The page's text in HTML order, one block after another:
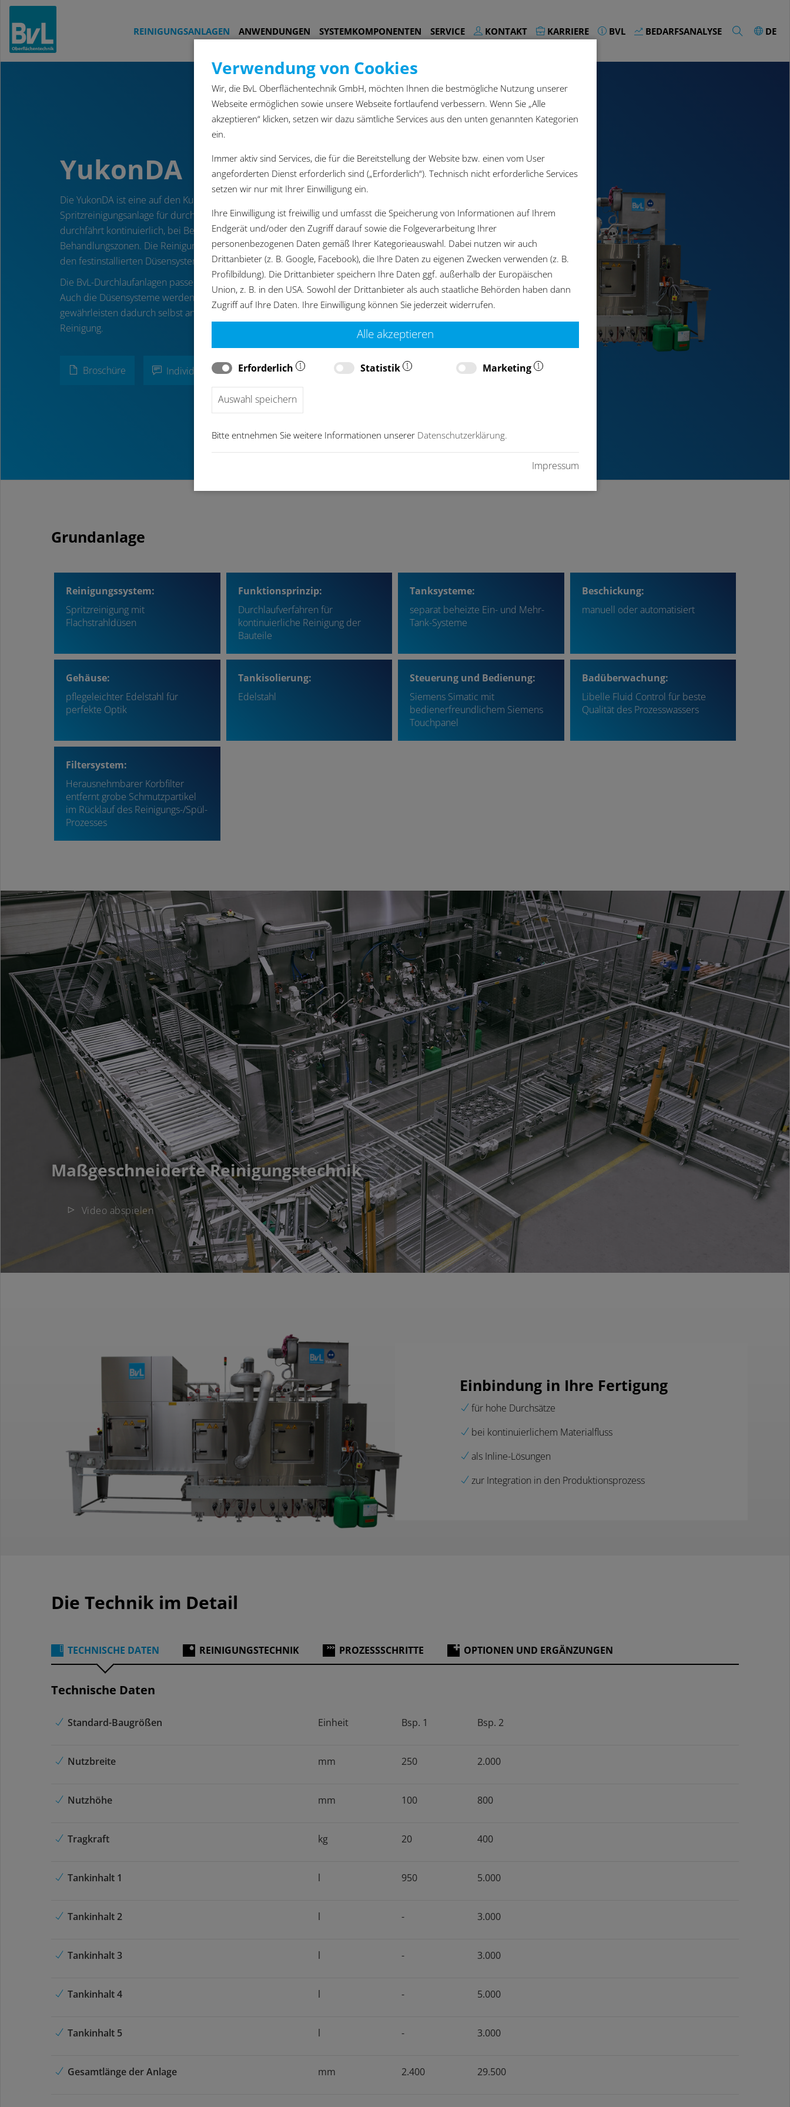
REINIGUNGSANLAGEN ANWENDUNGEN SYSTEMKOMPONENTEN SERVICE KONTAKT KARRIERE BVL BEDARFSANALYSE DE
YukonDA
Die YukonDA ist eine auf den Kundenbedarf angepasste
Spritzreinigungsanlage für durchlaufenden Materialfluss. Das Reinigungsgut
durchfährt kontinuierlich, bei Bedarf getaktet, die hintereinander folgenden
Behandlungszonen. Die Reinigung erfolgt durch das Vorbeiführen der Ware an
den festinstallierten Düsensystemen.
Die BvL-Durchlaufanlagen passen sich perfekt in Ihren Produktionsablauf ein.
Auch die Düsensysteme werden individuell auf Ihr Bauteil ausgelegt und
gewährleisten dadurch selbst an schwer zugänglichen Stellen eine gründliche
Reinigung.
Broschüre Individuelle Anfrage starten!
Grundanlage
Reinigungssystem:
Spritzreinigung mit
Flachstrahldüsen
Funktionsprinzip:
Durchlaufverfahren für
kontinuierliche Reinigung der
Bauteile
Tanksysteme:
separat beheizte Ein- und Mehr-
Tank-Systeme
Beschickung:
manuell oder automatisiert
Gehäuse:
pflegeleichter Edelstahl für
perfekte Optik
Tankisolierung:
Edelstahl
Steuerung und Bedienung:
Siemens Simatic mit
bedienerfreundlichem Siemens
Touchpanel
Badüberwachung:
Libelle Fluid Control für beste
Qualität des Prozesswassers
Filtersystem:
Herausnehmbarer Korbfilter
entfernt grobe Schmutzpartikel
im Rücklauf des Reinigungs-/Spül-
Prozesses
Maßgeschneiderte Reinigungstechnik
Video abspielen
Einbindung in Ihre Fertigung
für hohe Durchsätze
bei kontinuierlichem Materialfluss
als Inline-Lösungen
zur Integration in den Produktionsprozess
Die Technik im Detail
TECHNISCHE DATEN REINIGUNGSTECHNIK PROZESSSCHRITTE OPTIONEN UND ERGÄNZUNGEN
Technische Daten
Standard-Baugrößen Einheit Bsp. 1 Bsp. 2
Nutzbreite mm 250 2.000
Nutzhöhe mm 100 800
Tragkraft kg 20 400
Tankinhalt 1 l 950 5.000
Tankinhalt 2 l - 3.000
Tankinhalt 3 l - 3.000
Tankinhalt 4 l - 5.000
Tankinhalt 5 l - 3.000
Gesamtlänge der Anlage mm 2.400 29.500
Verwendung von Cookies
Wir, die BvL Oberflächentechnik GmbH, möchten Ihnen die bestmögliche Nutzung unserer
Webseite ermöglichen sowie unsere Webseite fortlaufend verbessern. Wenn Sie „Alle
akzeptieren“ klicken, setzen wir dazu sämtliche Services aus den unten genannten Kategorien
ein.
Immer aktiv sind Services, die für die Bereitstellung der Website bzw. einen vom User
angeforderten Dienst erforderlich sind („Erforderlich“). Technisch nicht erforderliche Services
setzen wir nur mit Ihrer Einwilligung ein.
Ihre Einwilligung ist freiwillig und umfasst die Speicherung von Informationen auf Ihrem
Endgerät und/oder den Zugriff darauf sowie die Folgeverarbeitung Ihrer
personenbezogenen Daten gemäß Ihrer Kategorieauswahl. Dabei nutzen wir auch
Drittanbieter (z. B. Google, Facebook), die Ihre Daten zu eigenen Zwecken verwenden (z. B.
Profilbildung). Die Drittanbieter speichern Ihre Daten ggf. außerhalb der Europäischen
Union, z. B. in den USA. Sowohl der Drittanbieter als auch staatliche Behörden haben dann
Zugriff auf Ihre Daten. Ihre Einwilligung können Sie jederzeit widerrufen.
Alle akzeptieren
Erforderlich Statistik Marketing
Auswahl speichern
Bitte entnehmen Sie weitere Informationen unserer Datenschutzerklärung.
Impressum